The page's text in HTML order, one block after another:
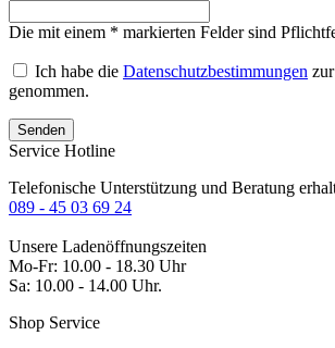
Die mit einem * markierten Felder sind
Ich habe die Datenschutzbestimmungen
genommen.
Senden
Service Hotline
Telefonische Unterstützung und Beratung
089 - 45 03 69 24
Unsere Ladenöffnungszeiten
Mo-Fr: 10.00 - 18.30 Uhr
Sa: 10.00 - 14.00 Uhr.
Shop Service